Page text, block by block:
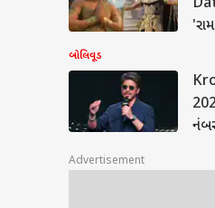
બોલિવૂડ
Advertisement
ચાંદીના ભાવમાં ઉછાળો:
ચાંદીમાં પણ ઉછાળો!